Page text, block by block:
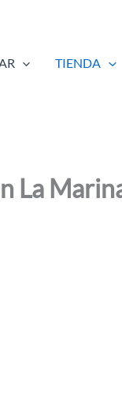
TIENDA
La